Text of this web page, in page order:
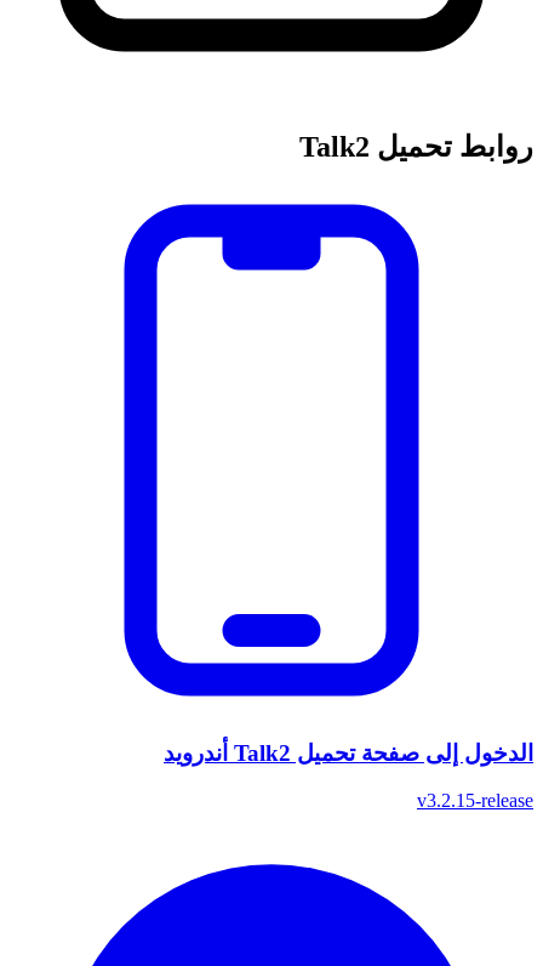
روابط تحميل Talk2
الدخول إلى صفحة تحميل Talk2 أندرويد
v3.2.15-release